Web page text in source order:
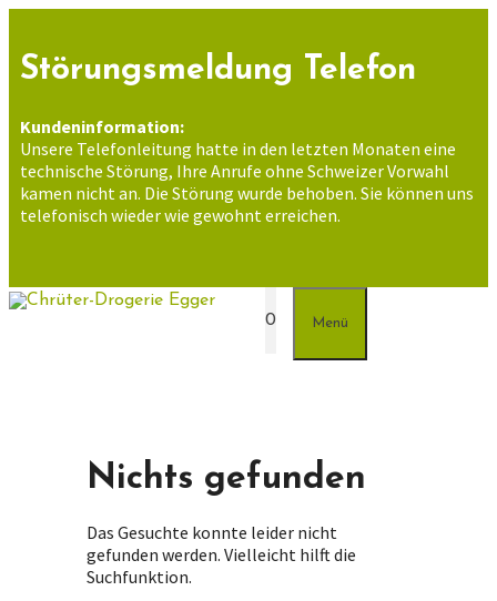
springen
Störungsmeldung Telefon
Kundeninformation:
Unsere Telefonleitung hatte in den letzten Monaten eine
technische Störung, Ihre Anrufe ohne Schweizer Vorwahl
kamen nicht an. Die Störung wurde behoben. Sie können uns
telefonisch wieder wie gewohnt erreichen.
0 Menü
Nichts gefunden
Das Gesuchte konnte leider nicht
gefunden werden. Vielleicht hilft die
Suchfunktion.